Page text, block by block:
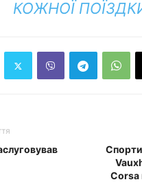
КОЖНОЇ
Corsa